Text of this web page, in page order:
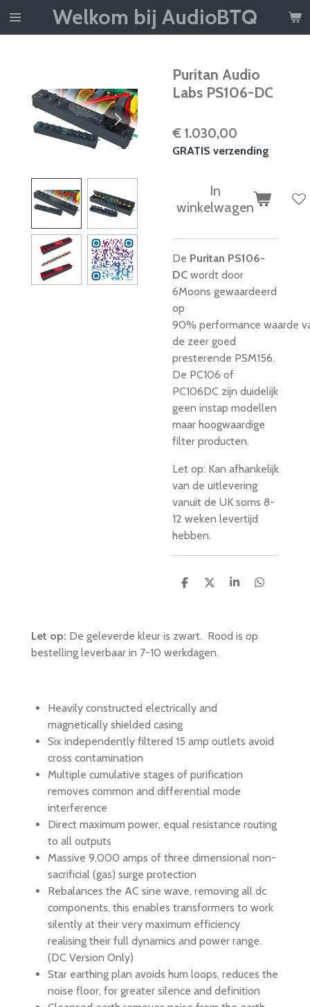
Ga
Welkom bij AudioBTQ
Puritan Audio
Labs PS106-DC
€ 1.030,00
GRATIS verzending
In
winkelwagen
De Puritan PS106-
DC wordt door
6Moons gewaardeerd
op
90% performance waarde
de zeer goed
presterende PSM156.
De PC106 of
PC106DC zijn duidelijk
geen instap modellen
maar hoogwaardige
filter producten.
Let op: Kan afhankelijk
van de uitlevering
vanuit de UK soms 8-
12 weken levertijd
hebben.
D
D
S
e
D
Let op: De geleverde kleur is zwart. Rood is op
bestelling leverbaar in 7-10 werkdagen.
Heavily constructed electrically and
magnetically shielded casing
Six independently filtered 15 amp outlets avoid
cross contamination
Multiple cumulative stages of purification
removes common and differential mode
interference
Direct maximum power, equal resistance routing
to all outputs
Massive 9,000 amps of three dimensional non-
sacrificial (gas) surge protection
Rebalances the AC sine wave, removing all dc
components, this enables transformers to work
silently at their very maximum efficiency
realising their full dynamics and power range.
(DC Version Only)
Star earthing plan avoids hum loops, reduces the
noise floor, for greater silence and definition